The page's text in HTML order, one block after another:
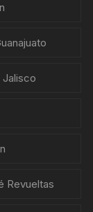
Jalisco
Revueltas